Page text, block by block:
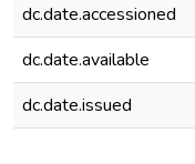
dc.date.accessioned
dc.date.available
dc.date.issued